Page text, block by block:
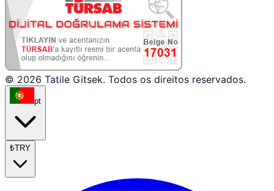
© 2026 Tatile Gitsek. Todos os direitos reservados.
pt
₺TRY